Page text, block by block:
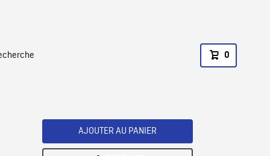
0
AJOUTER AU PANIER